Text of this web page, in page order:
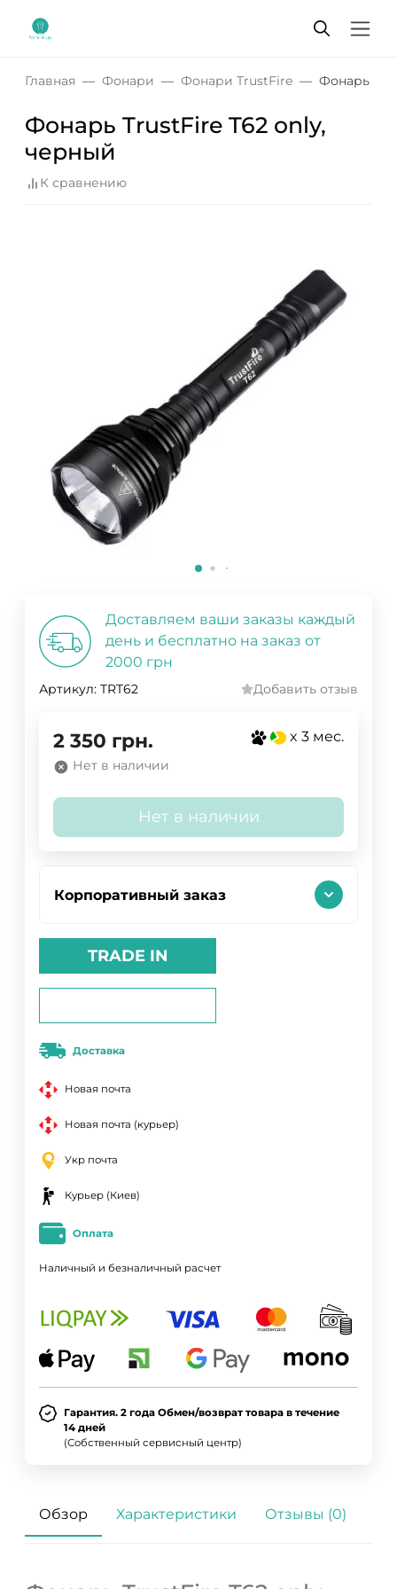
Главная Фонари Фонари TrustFire Фонарь
Фонарь TrustFire T62 only,
черный
К сравнению
Доставляем ваши заказы каждый
день и бесплатно на заказ от
2000 грн
Артикул: TRT62 Добавить отзыв
2 350 грн. x 3 мес.
Нет в наличии
Нет в наличии
Корпоративный заказ
TRADE IN
Доставка
Новая почта
Новая почта (курьер)
Укр почта
Курьер (Киев)
Оплата
Наличный и безналичный расчет
Гарантия. 2 года Обмен/возврат товара в течение
14 дней
(Собственный сервисный центр)
Обзор Характеристики Отзывы (0)